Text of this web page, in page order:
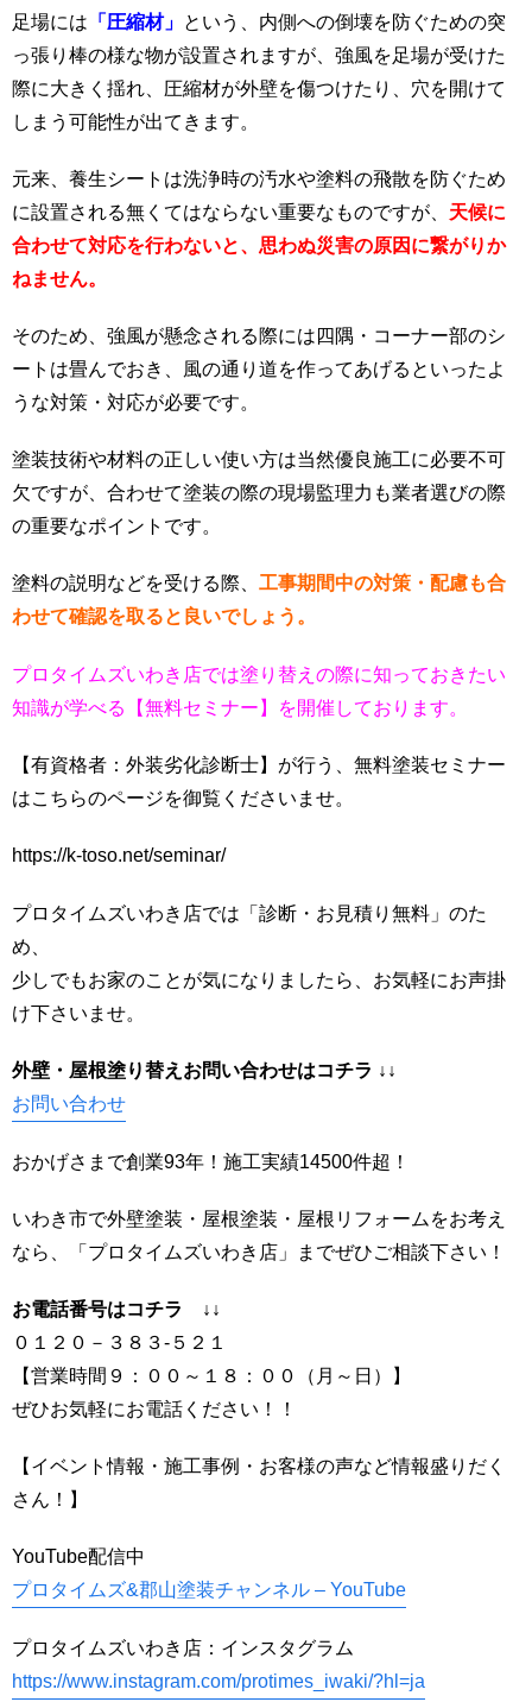
足場には 「圧縮材」 という、内側への倒壊を防ぐための突
っ張り棒の様な物が設置されますが、強風を足場が受けた
際に大きく揺れ、圧縮材が外壁を傷つけたり、穴を開けて
しまう可能性が出てきます。
元来、養生シートは洗浄時の汚水や塗料の飛散を防ぐため
に設置される無くてはならない重要なものですが、 天候に
合わせて対応を行わないと、思わぬ災害の原因に繋がりか
ねません。
そのため、強風が懸念される際には四隅・コーナー部のシ
ートは畳んでおき、風の通り道を作ってあげるといったよ
うな対策・対応が必要です。
塗装技術や材料の正しい使い方は当然優良施工に必要不可
欠ですが、合わせて塗装の際の現場監理力も業者選びの際
の重要なポイントです。
塗料の説明などを受ける際、 工事期間中の対策・配慮も合
わせて確認を取ると良いでしょう。
プロタイムズいわき店では塗り替えの際に知っておきたい
知識が学べる【無料セミナー】を開催しております。
【有資格者：外装劣化診断士】が行う、無料塗装セミナー
はこちらのページを御覧くださいませ。
https://k-toso.net/seminar/
プロタイムズいわき店では「診断・お見積り無料」のた
め、
少しでもお家のことが気になりましたら、お気軽にお声掛
け下さいませ。
外壁・屋根塗り替えお問い合わせはコチラ ↓↓
お問い合わせ
おかげさまで創業93年！施工実績14500件超！
いわき市で外壁塗装・屋根塗装・屋根リフォームをお考え
なら、「プロタイムズいわき店」までぜひご相談下さい！
お電話番号はコチラ ↓↓
０１２０－３８３-５２１
【営業時間９：００～１８：００（月～日）】
ぜひお気軽にお電話ください！！
【イベント情報・施工事例・お客様の声など情報盛りだく
さん！】
YouTube配信中
プロタイムズ&郡山塗装チャンネル – YouTube
プロタイムズいわき店：インスタグラム
https://www.instagram.com/protimes_iwaki/?hl=ja